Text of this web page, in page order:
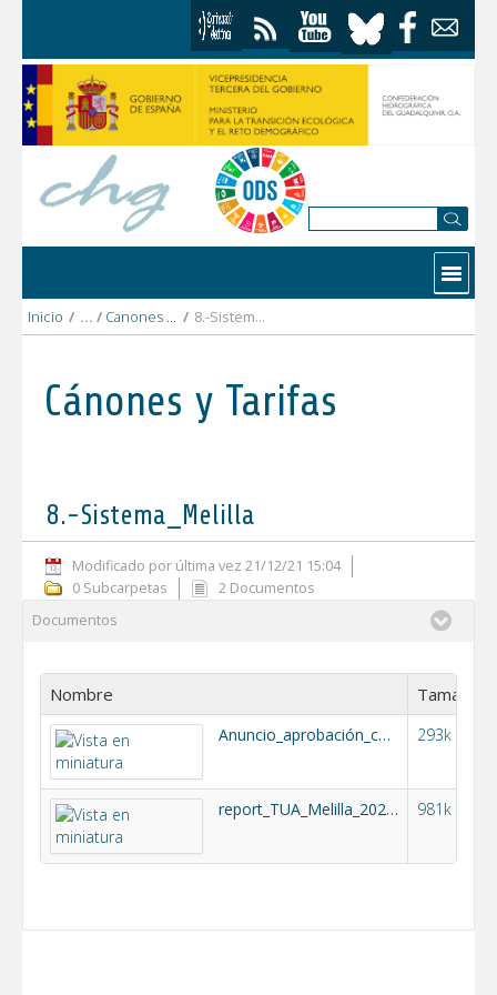
Contactar
Inicio / Canones y tarifas 2022 / 8.-Sistema_Melilla
Cánones y Tarifas
8.-Sistema_Melilla
Modificado por última vez 21/12/21 15:04
0 Subcarpetas
2 Documentos
Documentos
Nombre Tamaño
Anuncio_aprobación_cánones_y_tarifas_2022.pdf 293k
report_TUA_Melilla_2022_DEFINITIVO.pdf 981k